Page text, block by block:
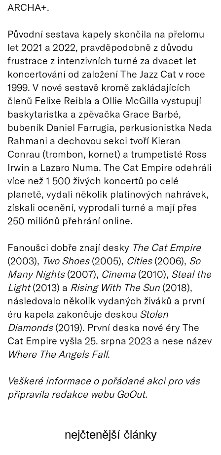
ARCHA+.
Původní sestava kapely skončila na přelomu
let 2021 a 2022, pravděpodobně z důvodu
frustrace z intenzivních turné za dvacet let
koncertování od založení The Jazz Cat v roce
1999. V nové sestavě kromě zakládajících
členů Felixe Reibla a Ollie McGilla vystupují
baskytaristka a zpěvačka Grace Barbé,
bubeník Daniel Farrugia, perkusionistka Neda
Rahmani a dechovou sekci tvoří Kieran
Conrau (trombon, kornet) a trumpetisté Ross
Irwin a Lazaro Numa. The Cat Empire odehráli
více než 1 500 živých koncertů po celé
planetě, vydali několik platinových nahrávek,
získali ocenění, vyprodali turné a mají přes
250 miliónů přehrání online.
Fanoušci dobře znají desky The Cat Empire
(2003), Two Shoes(2005), Cities(2006), So
Many Nights(2007), Cinema (2010), Steal the
Light(2013) a Rising With The Sun (2018),
následovalo několik vydaných živáků a první
éru kapela zakončuje deskou Stolen
Diamonds(2019). První deska nové éry The
Cat Empire vyšla 25. srpna 2023 a nese název
Where The Angels Fall.
Veškeré informace o pořádané akci pro vás
připravila redakce webu GoOut.
nejčtenější články